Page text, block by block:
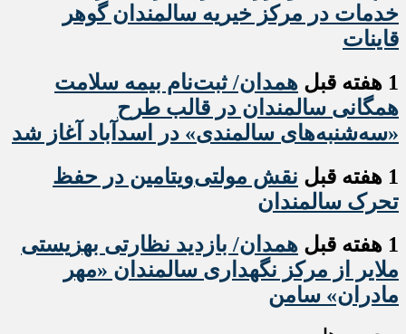
خدمات در مرکز خیریه سالمندان گوهر
قاینات
1 هفته قبل
همدان/ ثبت‌نام بیمه سلامت
همگانی سالمندان در قالب طرح
«سه‌شنبه‌های سالمندی» در اسدآباد آغاز شد
1 هفته قبل
نقش مولتی‌ویتامین در حفظ
تحرک سالمندان
1 هفته قبل
همدان/ بازدید نظارتی بهزیستی
ملایر از مرکز نگهداری سالمندان «مهر
مادران» سامن